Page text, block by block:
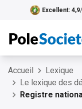
Excellent: 4,9
Accueil
Lexique
Le lexique des
Registre